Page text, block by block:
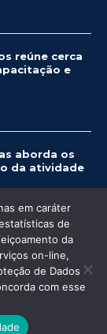
reúne cerca
e
aborda os
da atividade
em caráter
de
da
on-line,
de Dados
com esse